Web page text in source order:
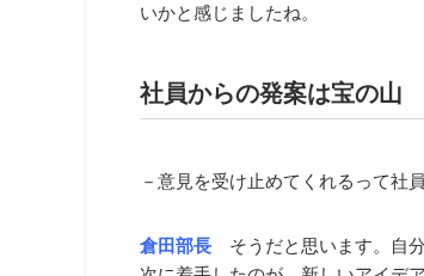
いかと感じましたね。
社員からの発案は宝の山
－意見を受け止めてくれるって社
倉田部長 そうだと思います。自